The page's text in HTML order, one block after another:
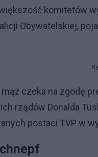
komitetów
Obywatelskiej,
czeka na zgodę
rządów Donalda
postaci TVP w